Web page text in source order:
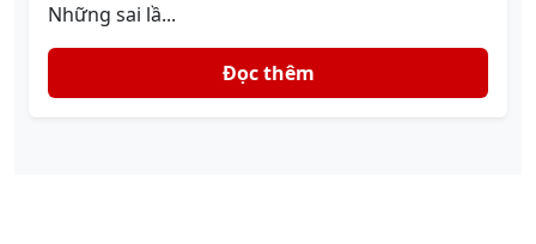
Những sai lầ...
Đọc thêm